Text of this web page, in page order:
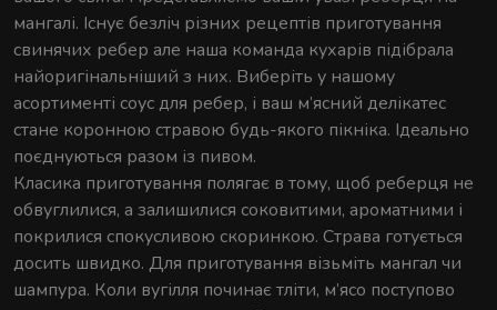
мангалі. Існує безліч різних рецептів приготування
свинячих ребер але наша команда кухарів підібрала
найоригінальніший з них. Виберіть у нашому
асортименті соус для ребер, і ваш м’ясний делікатес
стане коронною стравою будь-якого пікніка. Ідеально
поєднуються разом із пивом.
Класика приготування полягає в тому, щоб реберця не
обвуглилися, а залишилися соковитими, ароматними і
покрилися спокусливою скоринкою. Страва готується
досить швидко. Для приготування візьміть мангал чи
шампура. Коли вугілля починає тліти, м’ясо поступово